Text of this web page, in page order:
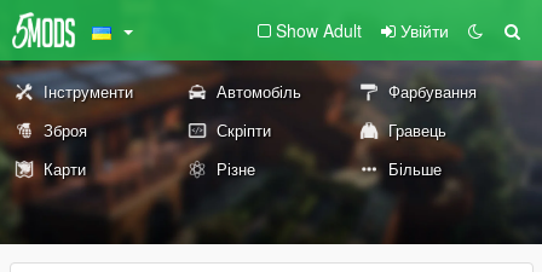
Show Adult Увійти
Інструменти Автомобіль
Фарбування
Зброя
Скріпти
Гравець
Карти
Різне Більше